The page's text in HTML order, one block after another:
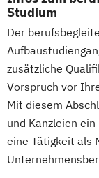
Studium
Der
zusätzliche
Vorspruch vor
Mit diesem
und Kanzleien
eine Tätigkeit als